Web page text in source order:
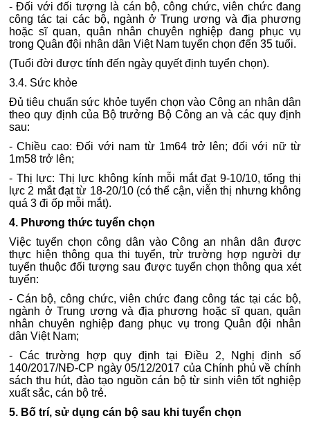
- Đối với đối tượng là cán bộ, công chức, viên chức đang
công tác tại các bộ, ngành ở Trung ương và địa phương
hoặc sĩ quan, quân nhân chuyên nghiệp đang phục vụ
trong Quân đội nhân dân Việt Nam tuyển chọn đến 35 tuổi.
(Tuổi đời được tính đến ngày quyết định tuyển chọn).
3.4. Sức khỏe
Đủ tiêu chuẩn sức khỏe tuyển chọn vào Công an nhân dân
theo quy định của Bộ trưởng Bộ Công an và các quy định
sau:
- Chiều cao: Đối với nam từ 1m64 trở lên; đối với nữ từ
1m58 trở lên;
- Thị lực: Thị lực không kính mỗi mắt đạt 9-10/10, tổng thị
lực 2 mắt đạt từ 18-20/10 (có thể cận, viễn thị nhưng không
quá 3 đi ốp mỗi mắt).
4. Phương thức tuyển chọn
Việc tuyển chọn công dân vào Công an nhân dân được
thực hiện thông qua thi tuyển, trừ trường hợp người dự
tuyển thuộc đối tượng sau được tuyển chọn thông qua xét
tuyển:
- Cán bộ, công chức, viên chức đang công tác tại các bộ,
ngành ở Trung ương và địa phương hoặc sĩ quan, quân
nhân chuyên nghiệp đang phục vụ trong Quân đội nhân
dân Việt Nam;
- Các trường hợp quy định tại Điều 2, Nghị định số
140/2017/NĐ-CP ngày 05/12/2017 của Chính phủ về chính
sách thu hút, đào tạo nguồn cán bộ từ sinh viên tốt nghiệp
xuất sắc, cán bộ trẻ.
5. Bố trí, sử dụng cán bộ sau khi tuyển chọn